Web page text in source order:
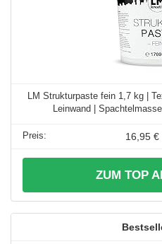
LM Strukturpaste fein 1,7 kg |
Leinwand |
16,95 €
ZUM TOP